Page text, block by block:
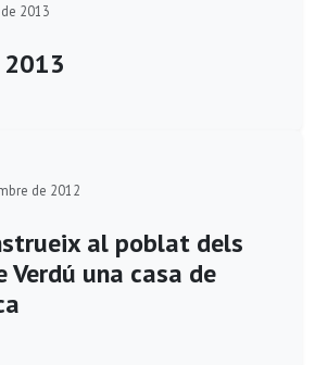
2013
2013
de 2012
al poblat dels
Verdú una casa de